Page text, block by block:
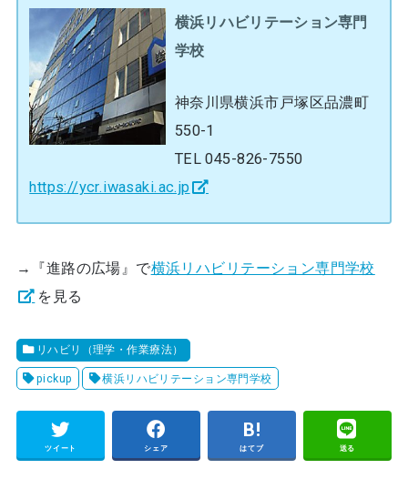
横浜リハビリテーション専門
学校
神奈川県横浜市戸塚区品濃町
550-1
TEL 045-826-7550
https://ycr.iwasaki.ac.jp
→『進路の広場』で横浜リハビリテーション専門学校
を見る
リハビリ（理学・作業療法）
pickup 横浜リハビリテーション専門学校
ツイート シェア はてブ 送る